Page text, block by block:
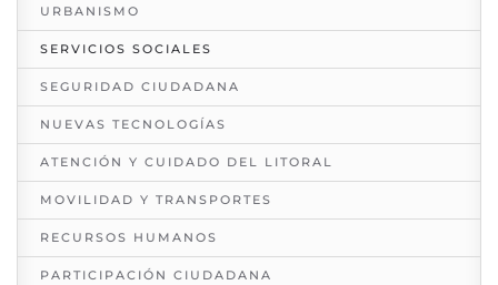
URBANISMO
SERVICIOS SOCIALES
SEGURIDAD CIUDADANA
NUEVAS TECNOLOGÍAS
ATENCIÓN Y CUIDADO DEL LITORAL
MOVILIDAD Y TRANSPORTES
RECURSOS HUMANOS
PARTICIPACIÓN CIUDADANA